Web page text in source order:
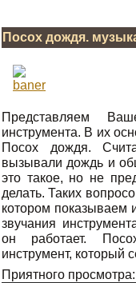
Посох дождя.
Представляем
инструмента. В их
Посох дождя.
вызывали дождь и
это такое, но не
делать. Таких
котором показываем
звучания
он работает.
инструмент, который
Приятного просмотра: